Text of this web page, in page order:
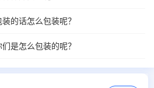
的话怎么包装呢？
是怎么包装的呢？